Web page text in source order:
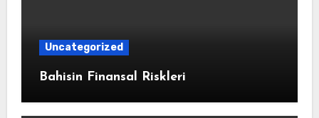
Uncategorized
Bahisin Finansal Riskleri